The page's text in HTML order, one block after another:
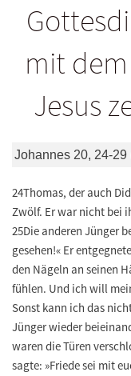
mit
Jesus
Johannes 20, 24-
24Thomas, der auch
Zwölf. Er war nicht bei
25Die anderen Jünger
gesehen!« Er
den Nägeln an seinen
fühlen. Und ich will
Sonst kann ich das
Jünger wieder
waren die Türen
sagte: »Friede sei mit